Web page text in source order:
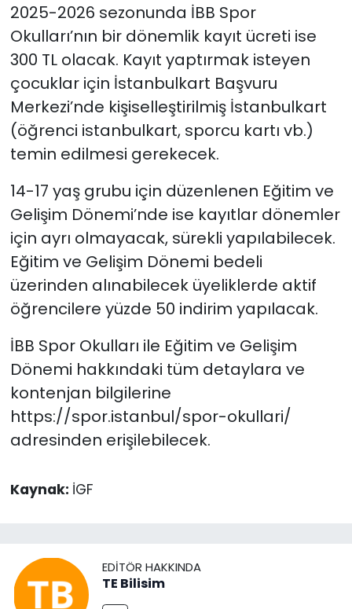
2025-2026 sezonunda İBB Spor
Okulları’nın bir dönemlik kayıt ücreti ise
300 TL olacak. Kayıt yaptırmak isteyen
çocuklar için İstanbulkart Başvuru
Merkezi’nde kişiselleştirilmiş İstanbulkart
(öğrenci istanbulkart, sporcu kartı vb.)
temin edilmesi gerekecek.
14-17 yaş grubu için düzenlenen Eğitim ve
Gelişim Dönemi’nde ise kayıtlar dönemler
için ayrı olmayacak, sürekli yapılabilecek.
Eğitim ve Gelişim Dönemi bedeli
üzerinden alınabilecek üyeliklerde aktif
öğrencilere yüzde 50 indirim yapılacak.
İBB Spor Okulları ile Eğitim ve Gelişim
Dönemi hakkındaki tüm detaylara ve
kontenjan bilgilerine
https://spor.istanbul/spor-okullari/
adresinden erişilebilecek.
Kaynak: İGF
EDITÖR HAKKINDA
TE Bilisim